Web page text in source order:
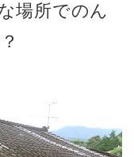
場所でのん